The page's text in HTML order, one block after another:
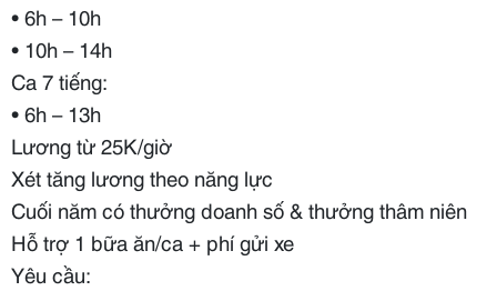
• 6h – 10h
• 10h – 14h
Ca 7 tiếng:
• 6h – 13h
Lương từ 25K/giờ
Xét tăng lương theo năng lực
Cuối năm có thưởng doanh số & thưởng thâm niên
Hỗ trợ 1 bữa ăn/ca + phí gửi xe
Yêu cầu: